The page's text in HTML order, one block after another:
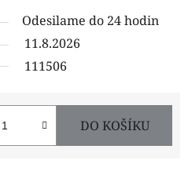
Odesilame do 24 hodin
11.8.2026
111506
DO KOŠÍKU